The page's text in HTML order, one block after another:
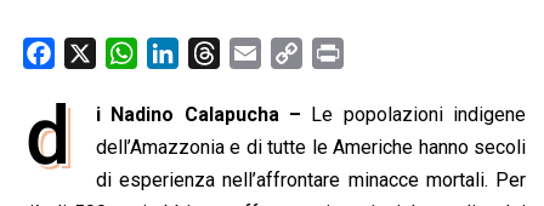
e
W
a
t
s
n
k
e
r
e
a
a
i
l
p
y
L
i
n
t
d i Nadino Calapucha – Le popolazioni indigene
dell’Amazzonia e di tutte le Americhe hanno secoli
di esperienza nell’affrontare minacce mortali. Per